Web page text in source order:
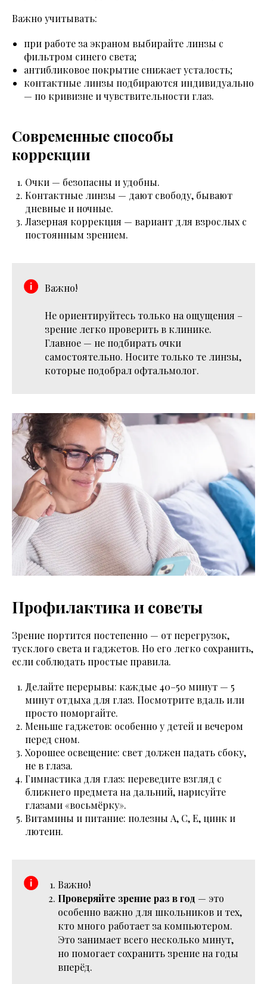
Важно учитывать:
при работе за экраном выбирайте линзы с
фильтром синего света;
антибликовое покрытие снижает усталость;
контактные линзы подбираются индивидуально
— по кривизне и чувствительности глаз.
Современные способы
коррекции
Очки — безопасны и удобны.
Контактные линзы — дают свободу, бывают
дневные и ночные.
Лазерная коррекция — вариант для взрослых с
постоянным зрением.
Важно!
Не ориентируйтесь только на ощущения –
зрение легко проверить в клинике.
Главное — не подбирать очки
самостоятельно. Носите только те линзы,
которые подобрал офтальмолог.
Профилактика и советы
Зрение портится постепенно — от перегрузок,
тусклого света и гаджетов. Но его легко сохранить,
если соблюдать простые правила.
Делайте перерывы: каждые 40–50 минут — 5
минут отдыха для глаз. Посмотрите вдаль или
просто поморгайте.
Меньше гаджетов: особенно у детей и вечером
перед сном.
Хорошее освещение: свет должен падать сбоку,
не в глаза.
Гимнастика для глаз: переведите взгляд с
ближнего предмета на дальний, нарисуйте
глазами «восьмёрку».
Витамины и питание: полезны A, C, E, цинк и
лютеин.
Важно!
Проверяйте зрение раз в год — это
особенно важно для школьников и тех,
кто много работает за компьютером.
Это занимает всего несколько минут,
но помогает сохранить зрение на годы
вперёд.